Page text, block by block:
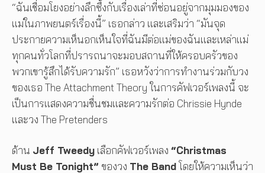
“ฉันเชื่อมโยงอย่างลึกซึ้งกับเรื่องเล่าที่ซ่อนอยู่จากมุมมองของ
แม่ในภาพยนตร์เรื่องนี้” เธอกล่าว และเสริมว่า “มันจุด
ประกายความเห็นอกเห็นใจที่ฉันมีต่อแม่ของฉันและเหล่าแม่
ทุกคนทั่วโลกที่ปรารถนาจะมอบสถานที่ให้ครอบครัวของ
พวกเขารู้สึกได้รับความรัก” เธอหวังว่าการทำงานร่วมกับวง
ของเธอ The Attachment Theory ในการคัฟเวอร์เพลงนี้ จะ
เป็นการแสดงความชื่นชมและความรักต่อ Chrissie Hynde
และวง The Pretenders
ด้าน Jeff Tweedy เลือกคัฟเวอร์เพลง “Christmas
Must Be Tonight” ของวง The Bandโดยให้ความเห็นว่า